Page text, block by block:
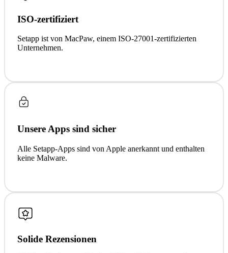
ISO-zertifiziert
Setapp ist von MacPaw, einem ISO-27001-zertifizierten
Unternehmen.
Unsere Apps sind sicher
Alle Setapp-Apps sind von Apple anerkannt und enthalten
keine Malware.
Solide Rezensionen